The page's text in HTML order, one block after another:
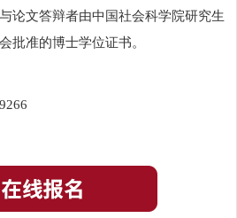
论文答辩者由中国社会科学院研究生
批准的博士学位证书。